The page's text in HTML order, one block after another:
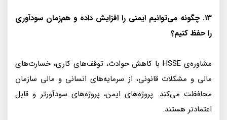
۱۳. چگونه می‌توانیم ایمنی را افزایش داده و هم‌زمان سودآوری
را حفظ کنیم؟
مشاوره‌ی HSSE با کاهش حوادث، توقف‌های کاری، خسارت‌های
مالی و مشکلات قانونی، از سرمایه‌های انسانی و مالی سازمان
محافظت می‌کند. پروژه‌های ایمن، پروژه‌های سودآورتر و قابل
اعتمادتر هستند.